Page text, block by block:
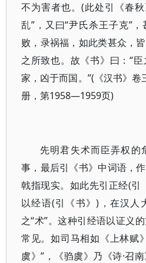
不为害者也。(此处引《春
乱”，又曰“尹氏杀王子克”
败，录祸福，如此类甚众，
之所致也。故《书》曰：“
家，凶于而国。”(《汉书》
册，第1958—1959页)
先明君失术而臣弄权的
事，最后引《书》中词语，
戟指现实。如此先引正经(引
以经语(引《书》)，在汉人
之“术”。这种引经语以证义
常见。如司马相如《上林赋
虞》”，《驺虞》乃《诗·召